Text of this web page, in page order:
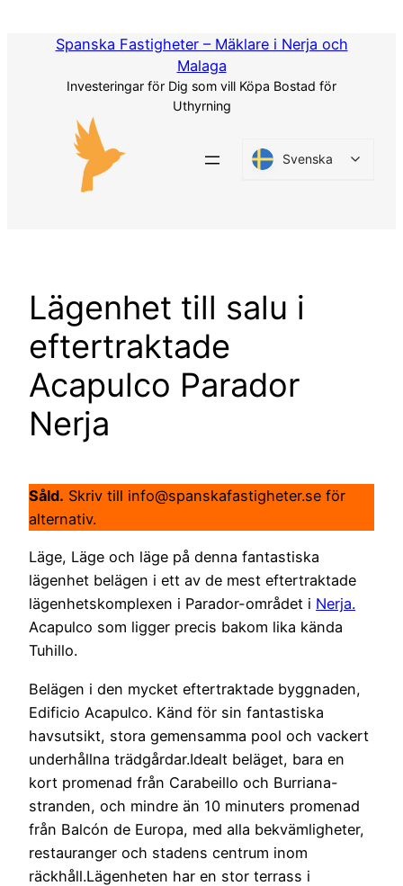
Spanska Fastigheter – Mäklare i Nerja och
Malaga
Investeringar för Dig som vill Köpa Bostad för
Uthyrning
Svenska
Lägenhet till salu i
eftertraktade
Acapulco Parador
Nerja
Såld. Skriv till info@spanskafastigheter.se för
alternativ.
Läge, Läge och läge på denna fantastiska
lägenhet belägen i ett av de mest eftertraktade
lägenhetskomplexen i Parador-området i Nerja.
Acapulco som ligger precis bakom lika kända
Tuhillo.
Belägen i den mycket eftertraktade byggnaden,
Edificio Acapulco. Känd för sin fantastiska
havsutsikt, stora gemensamma pool och vackert
underhållna trädgårdar.Idealt beläget, bara en
kort promenad från Carabeillo och Burriana-
stranden, och mindre än 10 minuters promenad
från Balcón de Europa, med alla bekvämligheter,
restauranger och stadens centrum inom
räckhåll.Lägenheten har en stor terrass i